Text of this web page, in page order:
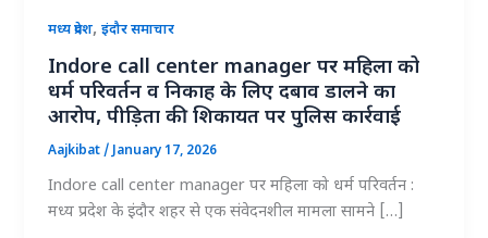
मध्य प्रदेश,इंदौर समाचार
Indore call center manager पर महिला को
धर्म परिवर्तन व निकाह के लिए दबाव डालने का
आरोप, पीड़िता की शिकायत पर पुलिस कार्रवाई
Aajkibat/January 17, 2026
Indore call center manager पर महिला को धर्म परिवर्तन :
मध्य प्रदेश के इंदौर शहर से एक संवेदनशील मामला सामने […]